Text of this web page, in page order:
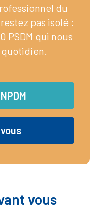
du
pas isolé :
PSDM qui nous
vous